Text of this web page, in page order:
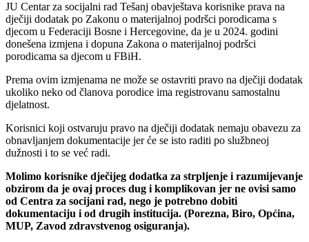
JU Centar za socijalni rad Tešanj obavještava korisnike prava na
dječiji dodatak po Zakonu o materijalnoj podršci porodicama s
djecom u Federaciji Bosne i Hercegovine, da je u 2024. godini
donešena izmjena i dopuna Zakona o materijalnoj podršci
porodicama sa djecom u FBiH.
Prema ovim izmjenama ne može se ostavriti pravo na dječiji dodatak
ukoliko neko od članova porodice ima registrovanu samostalnu
djelatnost.
Korisnici koji ostvaruju pravo na dječiji dodatak nemaju obavezu za
obnavljanjem dokumentacije jer će se isto raditi po službneoj
dužnosti i to se već radi.
Molimo korisnike dječijeg dodatka za strpljenje i razumijevanje
obzirom da je ovaj proces dug i komplikovan jer ne ovisi samo
od Centra za socijani rad, nego je potrebno dobiti
dokumentaciju i od drugih institucija. (Porezna, Biro, Općina,
MUP, Zavod zdravstvenog osiguranja).